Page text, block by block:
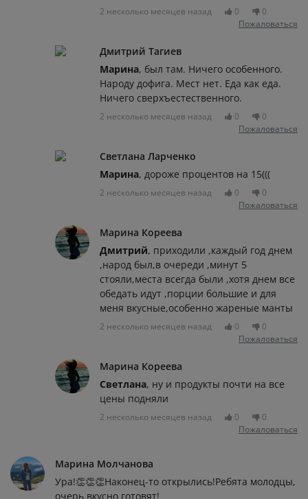
2 несколько месяцев назад 0
0
Пожаловаться
Дмитрий Тагиев
Марина, был там. Ничего особенного.
Народу дофига. Мест нет. Еда как еда.
Ничего сверхъестественного.
2 несколько месяцев назад 0
0
Пожаловаться
Светлана Ларченко
Марина, дороже процентов на 15(((
2 несколько месяцев назад 0
0
Пожаловаться
Марина Кореева
Дмитрий, приходили ,каждый год днем
,народ был,в очереди ,минут 5
стояли,места всегда были ,хотя днем все
обедать идут ,порции большие и для
меня вкусные,особенно жареные манты
2 несколько месяцев назад 0
0
Пожаловаться
Марина Кореева
Светлана, ну и продукты почти на все
цены подняли
2 несколько месяцев назад 0
0
Пожаловаться
Марина Молчанова
Ура!👏👏👏Наконец-то открылись!Ребята молодцы,
очерь вкусно готовят!